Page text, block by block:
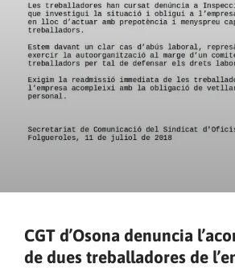
CGT d’Osona denuncia
de dues treballadores de